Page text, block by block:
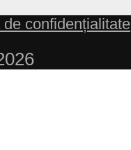
de confidențialitate